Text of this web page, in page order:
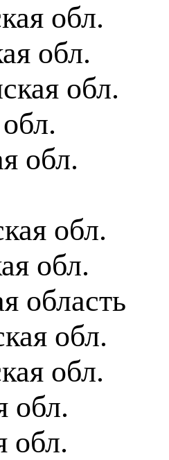
обл.
обл.
обл.
обл.
обл.
обл.
область
обл.
обл.
обл.
обл.